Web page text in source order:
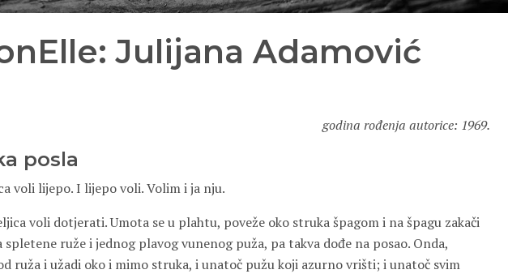
Julijana Adamović
godina rođenja autorice: 1969.
posla
voli lijepo. I lijepo voli. Volim i ja nju.
voli dotjerati. Umota se u plahtu, poveže oko struka špagom i na špagu zakači
ruže i jednog plavog vunenog puža, pa takva dođe na posao. Onda,
ruža i užadi oko i mimo struka, i unatoč pužu koji azurno vrišti; i unatoč svim